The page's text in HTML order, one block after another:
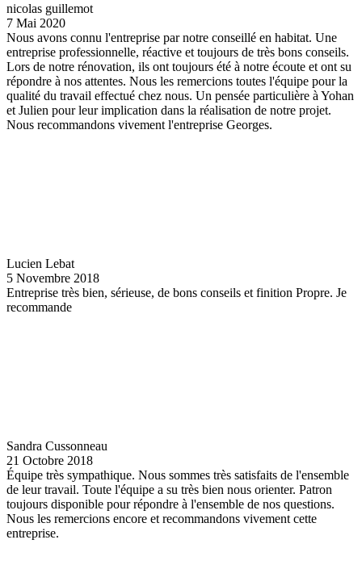
nicolas guillemot
7 Mai 2020
Nous avons connu l'entreprise par notre conseillé en habitat. Une
entreprise professionnelle, réactive et toujours de très bons conseils.
Lors de notre rénovation, ils ont toujours été à notre écoute et ont su
répondre à nos attentes. Nous les remercions toutes l'équipe pour la
qualité du travail effectué chez nous. Un pensée particulière à Yohan
et Julien pour leur implication dans la réalisation de notre projet.
Nous recommandons vivement l'entreprise Georges.
Lucien Lebat
5 Novembre 2018
Entreprise très bien, sérieuse, de bons conseils et finition Propre. Je
recommande
Sandra Cussonneau
21 Octobre 2018
Équipe très sympathique. Nous sommes très satisfaits de l'ensemble
de leur travail. Toute l'équipe a su très bien nous orienter. Patron
toujours disponible pour répondre à l'ensemble de nos questions.
Nous les remercions encore et recommandons vivement cette
entreprise.